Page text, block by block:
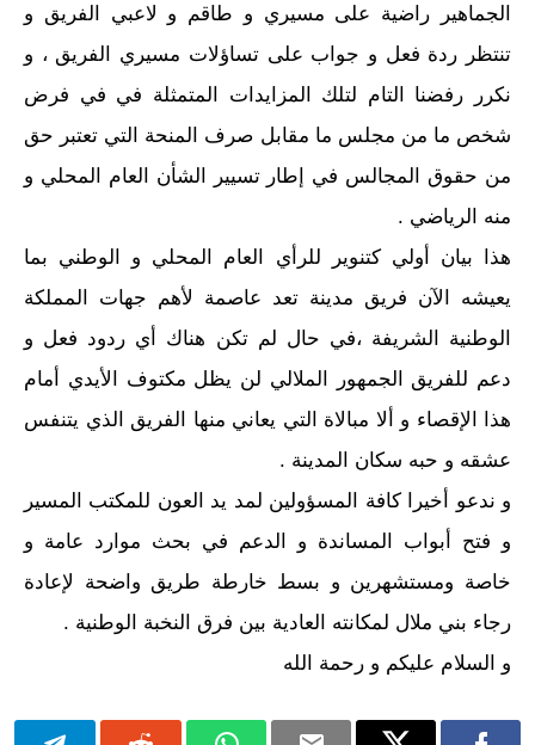
الجماهير راضية على مسيري و طاقم و لاعبي الفريق و
تنتظر ردة فعل و جواب على تساؤلات مسيري الفريق ، و
نكرر رفضنا التام لتلك المزايدات المتمثلة في في فرض
شخص ما من مجلس ما مقابل صرف المنحة التي تعتبر حق
من حقوق المجالس في إطار تسيير الشأن العام المحلي و
منه الرياضي .
هذا بيان أولي كتنوير للرأي العام المحلي و الوطني بما
يعيشه الآن فريق مدينة تعد عاصمة لأهم جهات المملكة
الوطنية الشريفة ،في حال لم تكن هناك أي ردود فعل و
دعم للفريق الجمهور الملالي لن يظل مكتوف الأيدي أمام
هذا الإقصاء و ألا مبالاة التي يعاني منها الفريق الذي يتنفس
عشقه و حبه سكان المدينة .
و ندعو أخيرا كافة المسؤولين لمد يد العون للمكتب المسير
و فتح أبواب المساندة و الدعم في بحث موارد عامة و
خاصة ومستشهرين و بسط خارطة طريق واضحة لإعادة
رجاء بني ملال لمكانته العادية بين فرق النخبة الوطنية .
و السلام عليكم و رحمة الله